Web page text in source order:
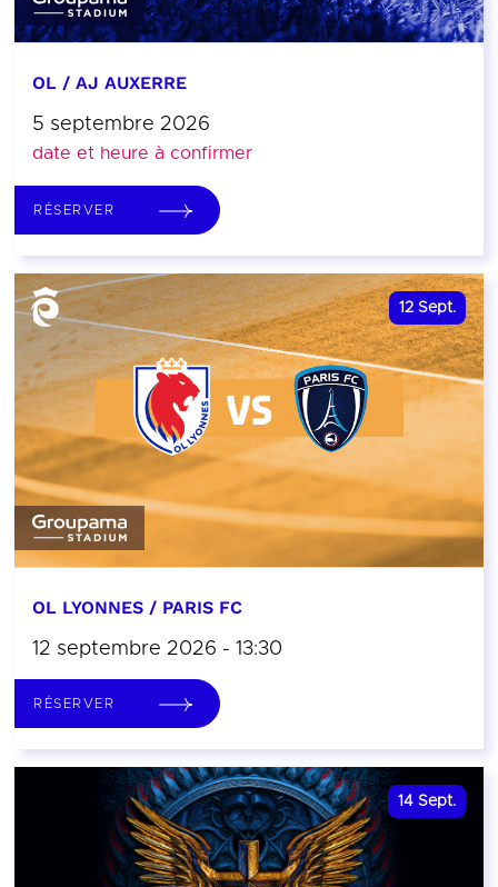
OL / AJ AUXERRE
5 septembre 2026
date et heure à confirmer
RÉSERVER
12 Sept.
OL LYONNES / PARIS FC
12 septembre 2026 - 13:30
RÉSERVER
14 Sept.